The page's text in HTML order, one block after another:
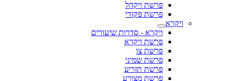
פרשת ויקהל
פרשת פקודי
ויקרא
ויקרא - סדרות שיעורים
פרשת ויקרא
פרשת צו
פרשת שמיני
פרשת תזריע
פרשת מצורע